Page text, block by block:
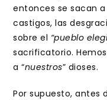
entonces se sacan
castigos, las
sobre el “pueblo
sacrificatorio.
a “nuestros” dioses.
Por supuesto, antes